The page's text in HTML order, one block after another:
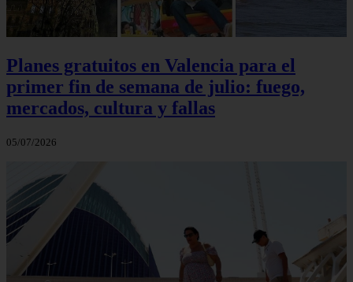
Planes gratuitos en Valencia para el
primer fin de semana de julio: fuego,
mercados, cultura y fallas
05/07/2026